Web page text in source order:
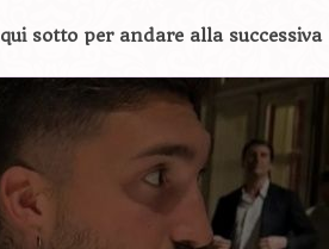
sotto per andare alla successiva